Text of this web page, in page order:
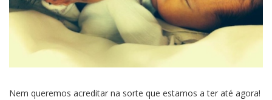
Nem queremos acreditar na sorte que estamos a ter até agora!